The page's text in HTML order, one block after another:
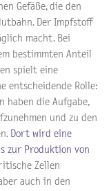
Gefäße, die den
Der Impfstoff
macht. Bei
bestimmten Anteil
spielt eine
entscheidende Rolle:
haben die Aufgabe,
und zu den
Dort wird eine
zur Produktion von
Zellen
auch in den